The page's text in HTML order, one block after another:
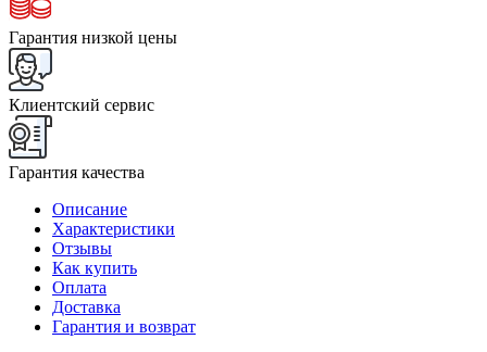
Гарантия низкой цены
Клиентский сервис
Гарантия качества
Описание
Характеристики
Отзывы
Как купить
Оплата
Доставка
Гарантия и возврат